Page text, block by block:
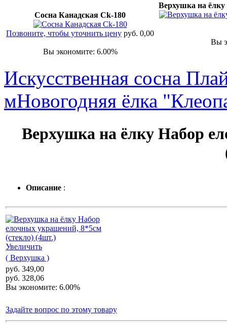
Сосна Канадская Ck-180
Позвоните, чтобы уточнить цену руб. 0,00
Вы экономите: 6.00%
Верхушка на
Вы
Искусственная сосна
мНовогодняя ёлка
Верхушка на ёлку Набор
Описание :
Увеличить
( Верхушка )
руб. 349,00
руб. 328,06
Вы экономите: 6.00%
Задайте вопрос по этому товару